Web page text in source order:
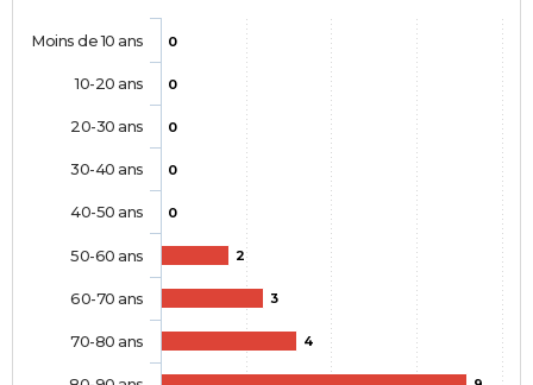
0
0
0
0
0
2
3
4
Moins de 10 ans
10-20 ans
20-30 ans
30-40 ans
40-50 ans
50-60 ans
60-70 ans
70-80 ans